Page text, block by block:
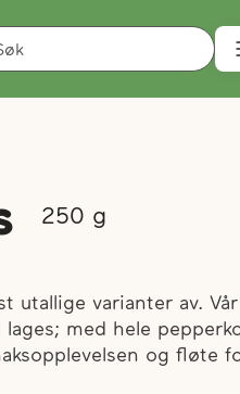
250 g
utallige varianter av.
med hele
og fløte